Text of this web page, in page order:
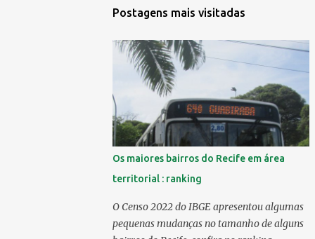
Postagens mais visitadas
Os maiores bairros do Recife em área
territorial : ranking
O Censo 2022 do IBGE apresentou algumas
pequenas mudanças no tamanho de alguns